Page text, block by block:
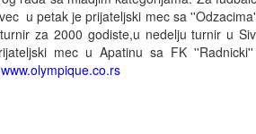
u petak je prijateljski mec sa
za 2000 godiste,u nedelju turnir u
mec u Apatinu sa FK
www.olympique.co.rs